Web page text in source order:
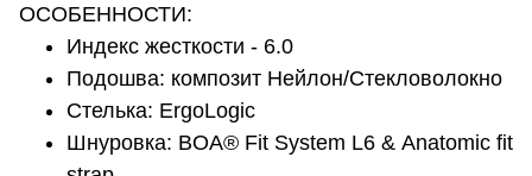
ОСОБЕННОСТИ:
Индекс жесткости - 6.0
Подошва: композит Нейлон/Стекловолокно
Стелька: ErgoLogic
Шнуровка: BOA® Fit System L6 & Аnatomic fit